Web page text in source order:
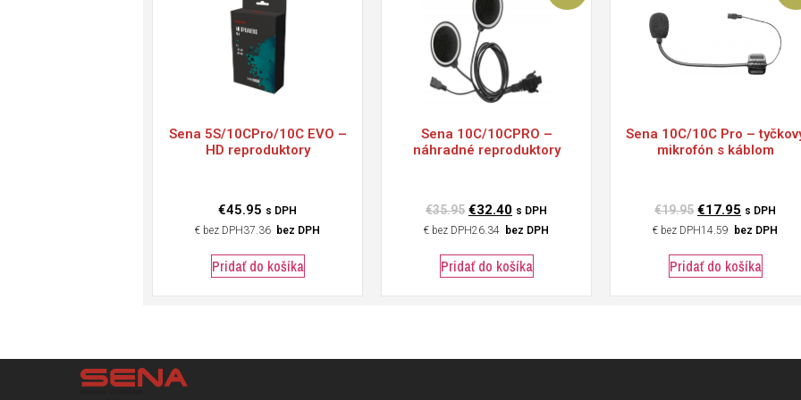
Sena 5S/10CPro/10C EVO –
HD reproduktory
€45.95 s DPH
€
37.36 bez DPH
Pridať do košíka
Sena 10C/10CPRO –
náhradné reproduktory
€35.95 €32.40 s DPH
€
26.34 bez DPH
Pridať do košíka
Sena 10C/10C Pro –
mikrofón s káblom
€19.95 €17.95 s DPH
€
14.59 bez DPH
Pridať do košíka